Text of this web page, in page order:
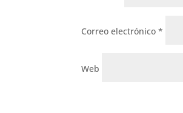
Correo electrónico*
Web